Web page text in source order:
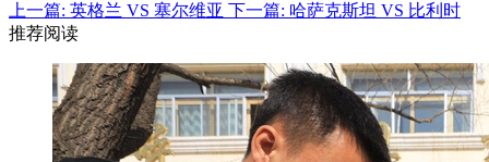
上一篇: 英格兰 VS 塞尔维亚 下一篇: 哈萨克斯坦 VS 比利时
推荐阅读